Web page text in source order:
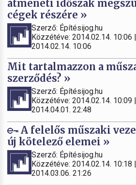
átmeneti időszak
cégek részére »
Szerző: Építésijog.hu
Közzétéve: 2014.02.14.
2014.02.14. 10:06
Mit tartalmazzon a
szerződés? »
Szerző: Építésijog.hu
Közzétéve: 2014.02.14.
2014.04.01. 22:48
A felelős műszaki
új kötelező elemei »
Szerző: Építésijog.hu
Közzétéve: 2014.02.14.
2014.03.06. 21:26